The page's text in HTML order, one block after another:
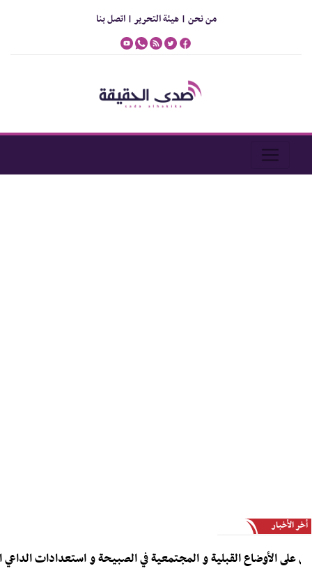
من نحن |هيئة التحرير |اتصل بنا
أخر الأخبار
اليزيدي يطّلع من الكعلولي على الأوضاع القبلية و المجتمعية في